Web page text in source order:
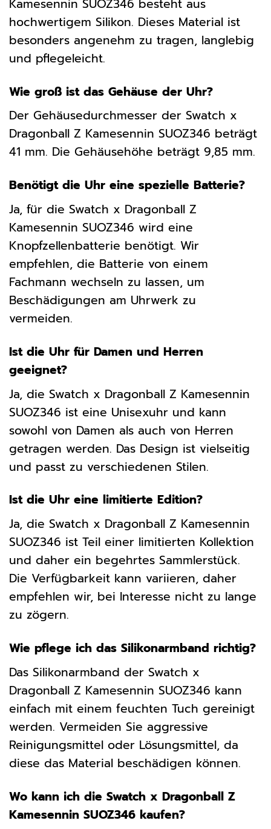
Kamesennin SUOZ346 besteht aus
hochwertigem Silikon. Dieses Material ist
besonders angenehm zu tragen, langlebig
und pflegeleicht.
Wie groß ist das Gehäuse der Uhr?
Der Gehäusedurchmesser der Swatch x
Dragonball Z Kamesennin SUOZ346 beträgt
41 mm. Die Gehäusehöhe beträgt 9,85 mm.
Benötigt die Uhr eine spezielle Batterie?
Ja, für die Swatch x Dragonball Z
Kamesennin SUOZ346 wird eine
Knopfzellenbatterie benötigt. Wir
empfehlen, die Batterie von einem
Fachmann wechseln zu lassen, um
Beschädigungen am Uhrwerk zu
vermeiden.
Ist die Uhr für Damen und Herren
geeignet?
Ja, die Swatch x Dragonball Z Kamesennin
SUOZ346 ist eine Unisexuhr und kann
sowohl von Damen als auch von Herren
getragen werden. Das Design ist vielseitig
und passt zu verschiedenen Stilen.
Ist die Uhr eine limitierte Edition?
Ja, die Swatch x Dragonball Z Kamesennin
SUOZ346 ist Teil einer limitierten Kollektion
und daher ein begehrtes Sammlerstück.
Die Verfügbarkeit kann variieren, daher
empfehlen wir, bei Interesse nicht zu lange
zu zögern.
Wie pflege ich das Silikonarmband richtig?
Das Silikonarmband der Swatch x
Dragonball Z Kamesennin SUOZ346 kann
einfach mit einem feuchten Tuch gereinigt
werden. Vermeiden Sie aggressive
Reinigungsmittel oder Lösungsmittel, da
diese das Material beschädigen können.
Wo kann ich die Swatch x Dragonball Z
Kamesennin SUOZ346 kaufen?